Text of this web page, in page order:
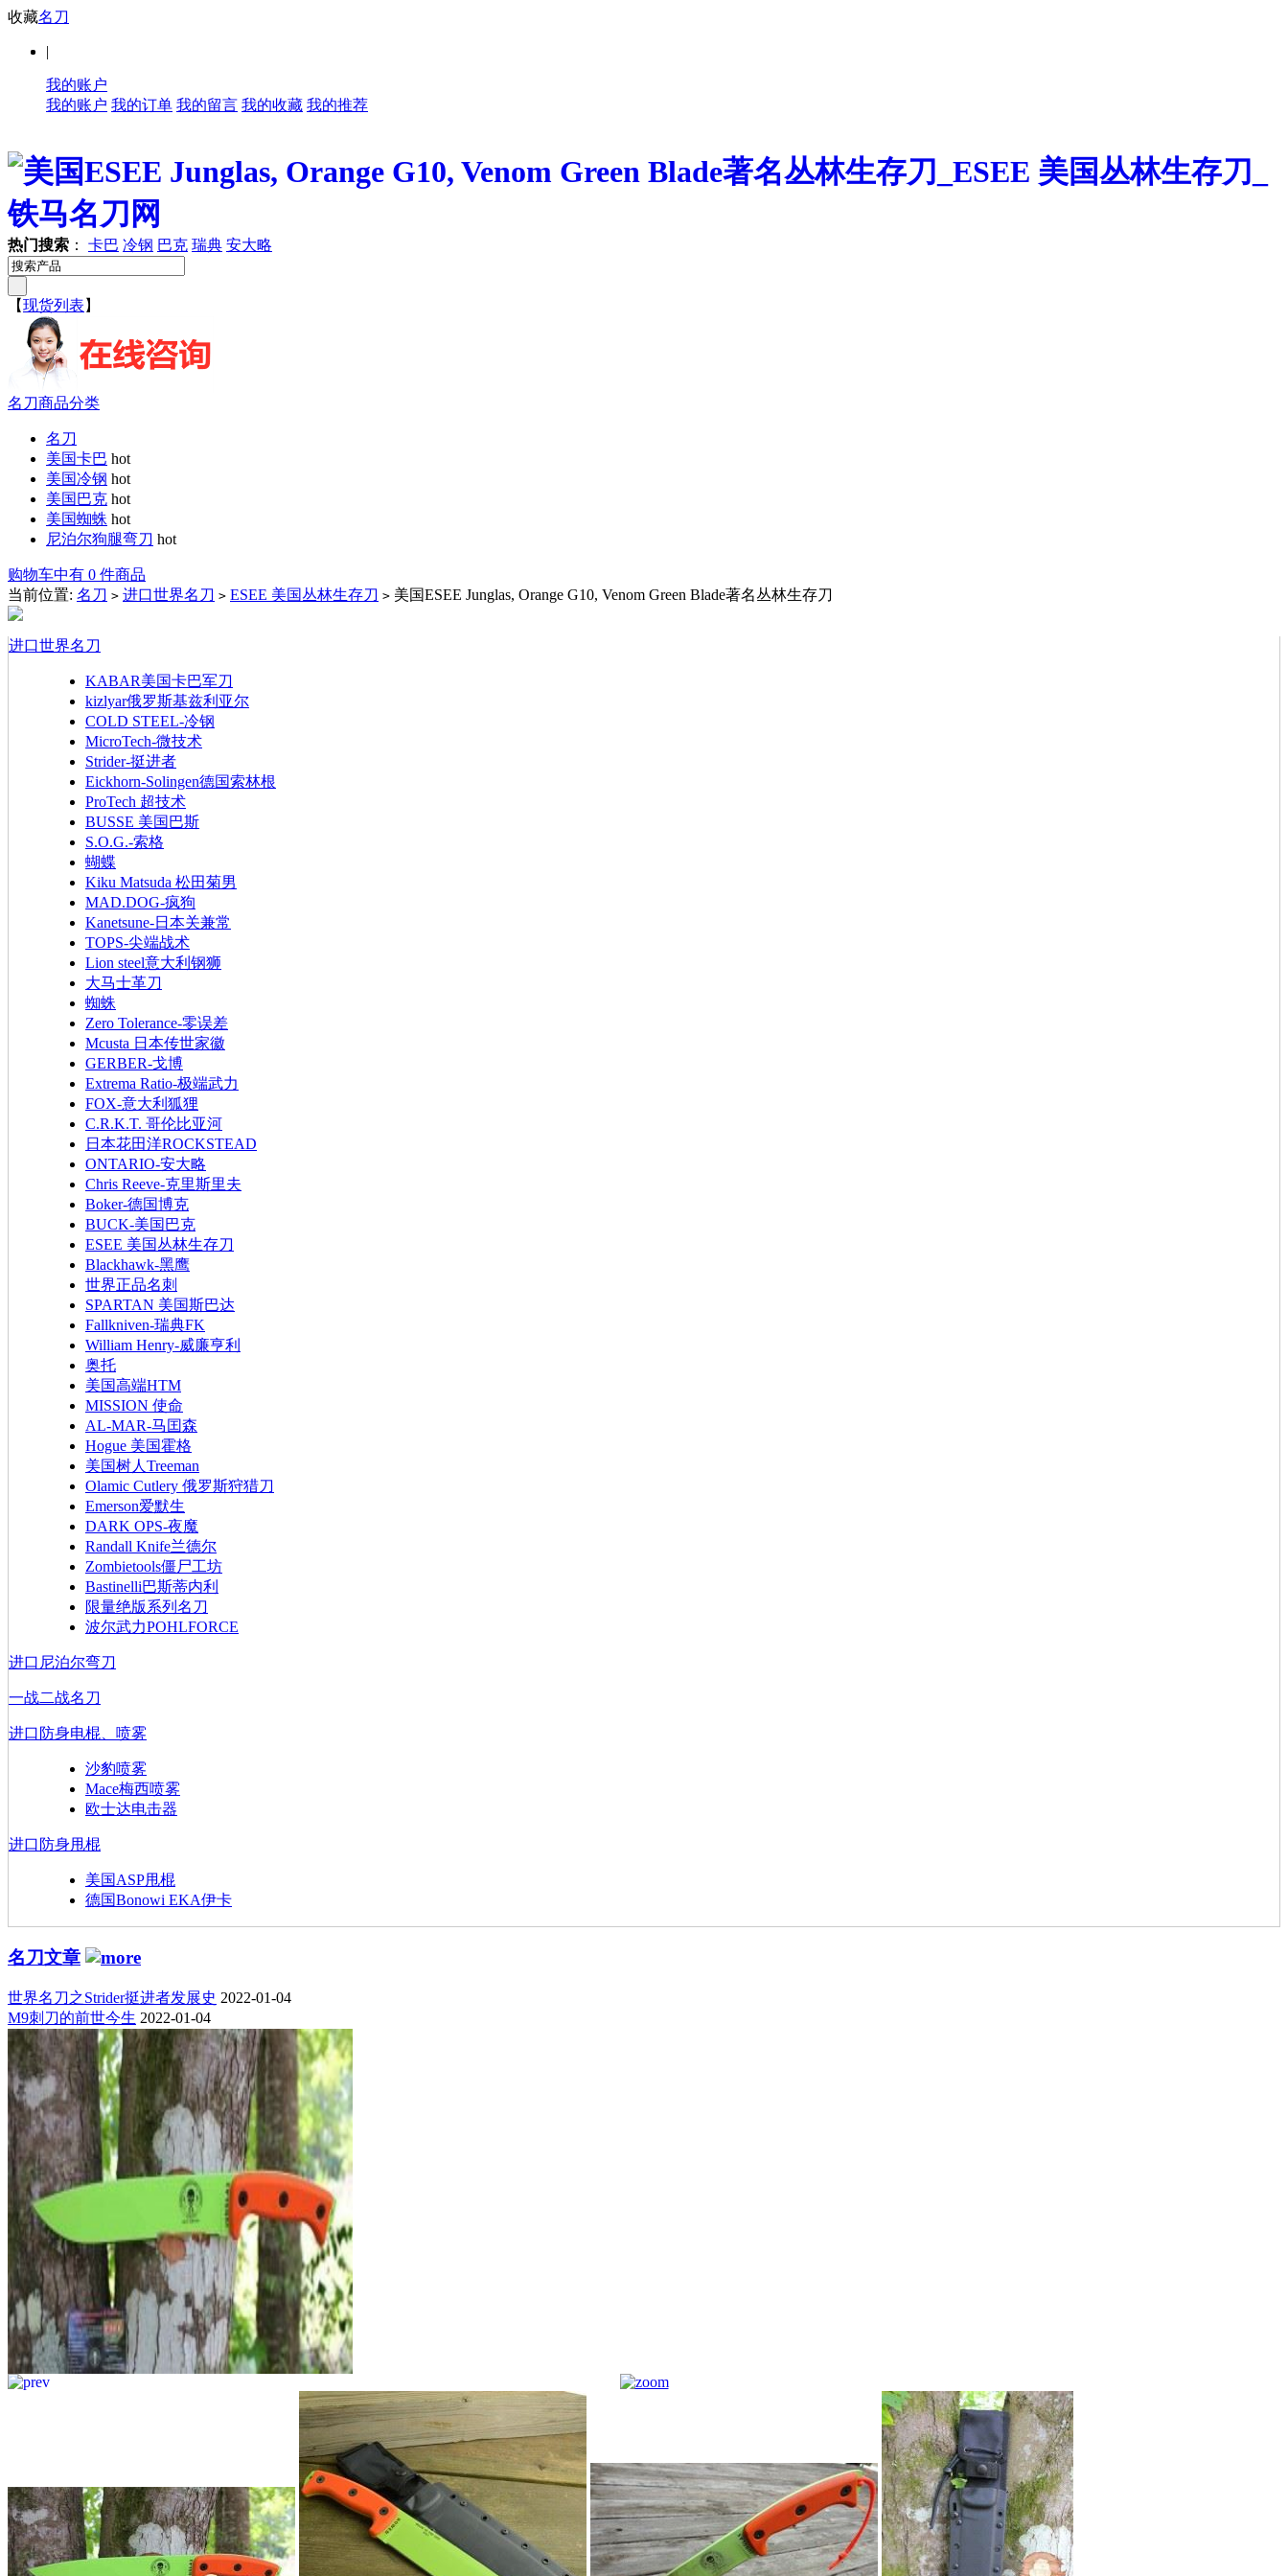
收藏名刀
|
我的账户
我的账户 我的订单 我的留言 我的收藏 我的推荐
热门搜索 ： 卡巴 冷钢 巴克 瑞典 安大略
【现货列表 】
名刀商品分类
名刀
美国卡巴 hot
美国冷钢 hot
美国巴克 hot
美国蜘蛛 hot
尼泊尔狗腿弯刀 hot
购物车中有 0 件商品
当前位置: 名刀 > 进口世界名刀 > ESEE 美国丛林生存刀 > 美国ESEE Junglas, Orange G10, Venom Green Blade著名丛林生存刀
进口世界名刀
KABAR美国卡巴军刀
kizlyar俄罗斯基兹利亚尔
COLD STEEL-冷钢
MicroTech-微技术
Strider-挺进者
Eickhorn-Solingen德国索林根
ProTech 超技术
BUSSE 美国巴斯
S.O.G.-索格
蝴蝶
Kiku Matsuda 松田菊男
MAD.DOG-疯狗
Kanetsune-日本关兼常
TOPS-尖端战术
Lion steel意大利钢狮
大马士革刀
蜘蛛
Zero Tolerance-零误差
Mcusta 日本传世家徽
GERBER-戈博
Extrema Ratio-极端武力
FOX-意大利狐狸
C.R.K.T. 哥伦比亚河
日本花田洋ROCKSTEAD
ONTARIO-安大略
Chris Reeve-克里斯里夫
Boker-德国博克
BUCK-美国巴克
ESEE 美国丛林生存刀
Blackhawk-黑鹰
世界正品名刺
SPARTAN 美国斯巴达
Fallkniven-瑞典FK
William Henry-威廉亨利
奥托
美国高端HTM
MISSION 使命
AL-MAR-马囯森
Hogue 美国霍格
美国树人Treeman
Olamic Cutlery 俄罗斯狩猎刀
Emerson爱默生
DARK OPS-夜魔
Randall Knife兰德尔
Zombietools僵尸工坊
Bastinelli巴斯蒂内利
限量绝版系列名刀
波尔武力POHLFORCE
进口尼泊尔弯刀
一战二战名刀
进口防身电棍、喷雾
沙豹喷雾
Mace梅西喷雾
欧士达电击器
进口防身甩棍
美国ASP甩棍
德国Bonowi EKA伊卡
名刀文章
世界名刀之Strider挺进者发展史 2022-01-04
M9刺刀的前世今生 2022-01-04